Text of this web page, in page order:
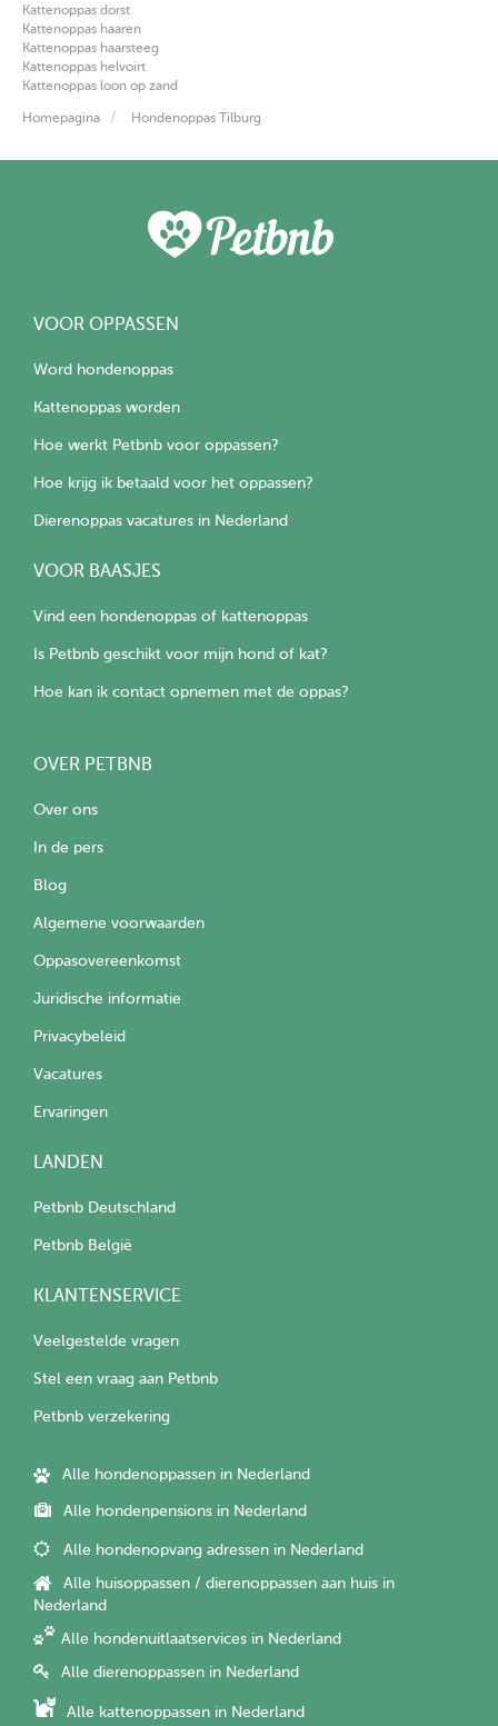
Kattenoppas dorst
Kattenoppas haaren
Kattenoppas haarsteeg
Kattenoppas helvoirt
Kattenoppas loon op zand
Homepagina Hondenoppas Tilburg
VOOR OPPASSEN
Word hondenoppas
Kattenoppas worden
Hoe werkt Petbnb voor oppassen?
Hoe krijg ik betaald voor het oppassen?
Dierenoppas vacatures in Nederland
VOOR BAASJES
Vind een hondenoppas of kattenoppas
Is Petbnb geschikt voor mijn hond of kat?
Hoe kan ik contact opnemen met de oppas?
OVER PETBNB
Over ons
In de pers
Blog
Algemene voorwaarden
Oppasovereenkomst
Juridische informatie
Privacybeleid
Vacatures
Ervaringen
LANDEN
Petbnb Deutschland
Petbnb België
KLANTENSERVICE
Veelgestelde vragen
Stel een vraag aan Petbnb
Petbnb verzekering
Alle hondenoppassen in Nederland
Alle hondenpensions in Nederland
Alle hondenopvang adressen in Nederland
Alle huisoppassen / dierenoppassen aan huis in
Nederland
Alle hondenuitlaatservices in Nederland
Alle dierenoppassen in Nederland
Alle kattenoppassen in Nederland